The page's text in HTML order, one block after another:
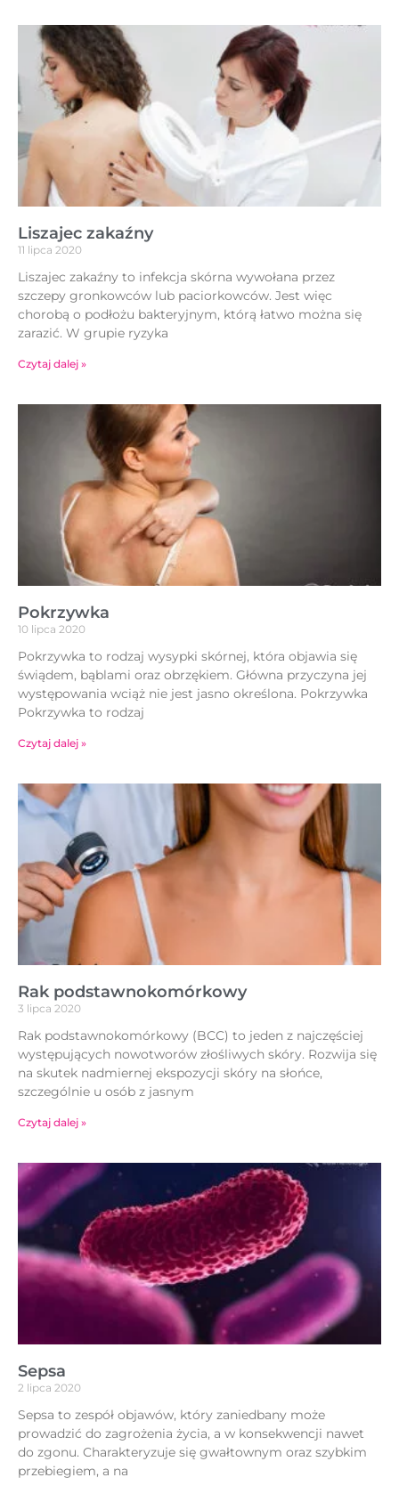
Liszajec zakaźny
11 lipca 2020
Liszajec zakaźny to infekcja skórna wywołana przez
szczepy gronkowców lub paciorkowców. Jest więc
chorobą o podłożu bakteryjnym, którą łatwo można się
zarazić. W grupie ryzyka
Czytaj dalej »
Pokrzywka
10 lipca 2020
Pokrzywka to rodzaj wysypki skórnej, która objawia się
świądem, bąblami oraz obrzękiem. Główna przyczyna jej
występowania wciąż nie jest jasno określona. Pokrzywka
Pokrzywka to rodzaj
Czytaj dalej »
Rak podstawnokomórkowy
3 lipca 2020
Rak podstawnokomórkowy (BCC) to jeden z najczęściej
występujących nowotworów złośliwych skóry. Rozwija się
na skutek nadmiernej ekspozycji skóry na słońce,
szczególnie u osób z jasnym
Czytaj dalej »
Sepsa
2 lipca 2020
Sepsa to zespół objawów, który zaniedbany może
prowadzić do zagrożenia życia, a w konsekwencji nawet
do zgonu. Charakteryzuje się gwałtownym oraz szybkim
przebiegiem, a na